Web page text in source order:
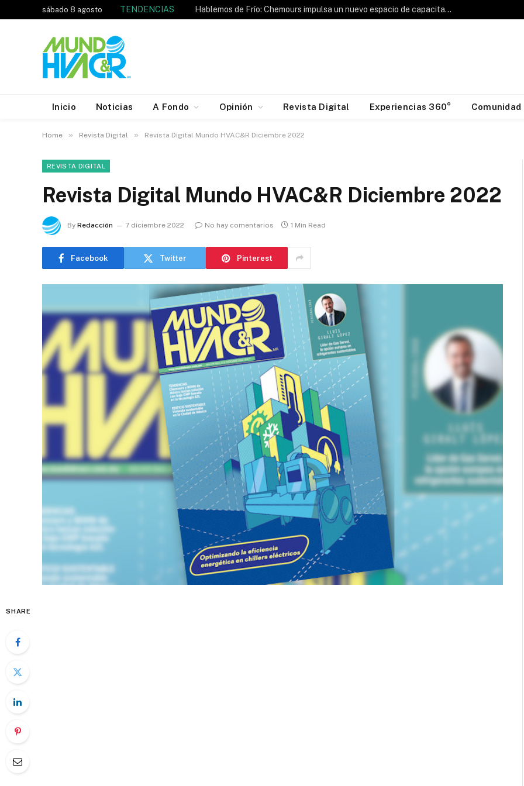
sábado 8 agosto TENDENCIAS Hablemos de Frío: Chemours impulsa un nuevo espacio de capacitación para la industria HVAC&R
Inicio Noticias A Fondo Opinión Revista Digital Experiencias 360° Comunidad
Home » Revista Digital » Revista Digital Mundo HVAC&R Diciembre 2022
REVISTA DIGITAL
Revista Digital Mundo HVAC&R Diciembre 2022
By Redacción 7 diciembre 2022 No hay comentarios 1 Min Read
Facebook Twitter Pinterest
SHARE